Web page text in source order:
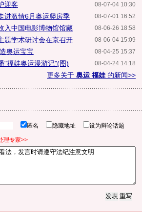
08-07-04 10:30
迎客
08-07-01 16:52
进激情6月奥运爬房季
08-06-26 18:58
入中国电影博物馆馆藏
08-06-04 15:09
题学术研讨会在京召开
08-04-25 15:37
奥运宝宝
08-04-24 14:18
"福娃奥运漫游记"(图)
更多关于 奥运 福娃 的新闻>>
匿名 隐藏地址 设为辩论话题
理专家>>